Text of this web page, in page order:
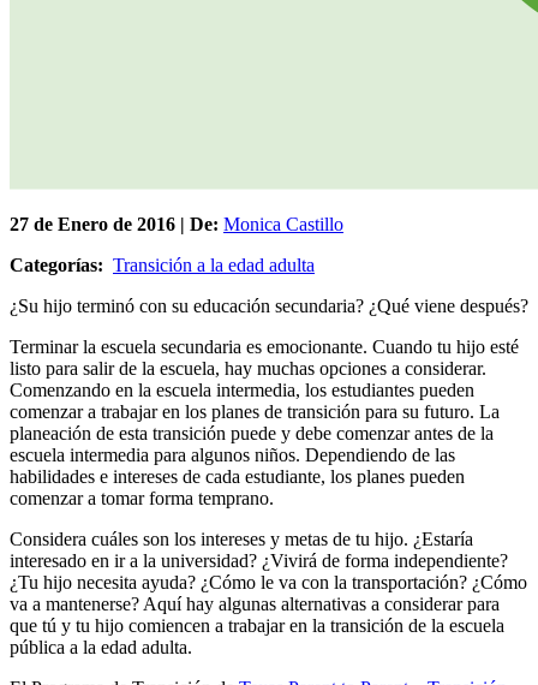
27 de Enero de 2016 | De: Monica Castillo
Categorías: Transición a la edad adulta
¿Su hijo terminó con su educación secundaria? ¿Qué viene después?
Terminar la escuela secundaria es emocionante. Cuando tu hijo esté
listo para salir de la escuela, hay muchas opciones a considerar.
Comenzando en la escuela intermedia, los estudiantes pueden
comenzar a trabajar en los planes de transición para su futuro. La
planeación de esta transición puede y debe comenzar antes de la
escuela intermedia para algunos niños. Dependiendo de las
habilidades e intereses de cada estudiante, los planes pueden
comenzar a tomar forma temprano.
Considera cuáles son los intereses y metas de tu hijo. ¿Estaría
interesado en ir a la universidad? ¿Vivirá de forma independiente?
¿Tu hijo necesita ayuda? ¿Cómo le va con la transportación? ¿Cómo
va a mantenerse? Aquí hay algunas alternativas a considerar para
que tú y tu hijo comiencen a trabajar en la transición de la escuela
pública a la edad adulta.